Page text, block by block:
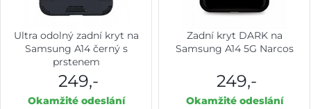
Ultra odolný zadní kryt na
Samsung A14 černý s
prstenem
249,-
Okamžité odeslání
Zadní kryt DARK na
Samsung A14 5G Narcos
249,-
Okamžité odeslání